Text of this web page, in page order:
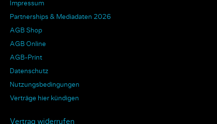
Impressum
Partnerships & Mediadaten 2026
AGB Shop
AGB Online
AGB-Print
Datenschutz
Nutzungsbedingungen
Verträge hier kündigen
Vertrag widerrufen